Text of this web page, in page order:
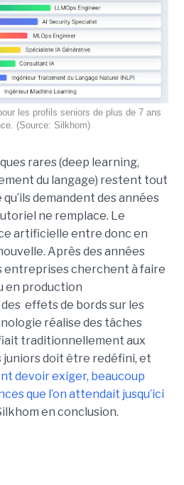
les profils seniors de plus de 7 ans
(Source: Silkhom)
rares (deep learning,
du langage) restent tout
demandent des années
ne remplace. Le
artificielle entre donc en
Après des années
entreprises cherchent à faire
en production
des effets de bords sur les
réalise des tâches
traditionnellement aux
juniors doit être redéfini, et
devoir exiger, beaucoup
que l’on attendait jusqu’ici
en conclusion.